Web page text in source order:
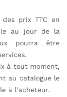
prix TTC en
au jour de la
pourra être
à tout moment,
au catalogue le
à l’acheteur.